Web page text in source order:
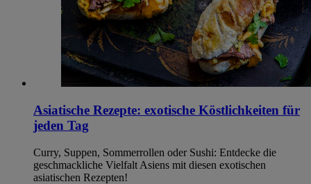
Asiatische Rezepte: exotische Köstlichkeiten für
jeden Tag
Curry, Suppen, Sommerrollen oder Sushi: Entdecke die
geschmackliche Vielfalt Asiens mit diesen exotischen
asiatischen Rezepten!